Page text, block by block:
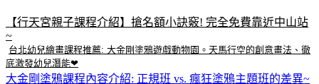
【行天宮親子課程介紹】搶名額小訣竅! 完全免費靠近中山站
~
台北幼兒繪畫課程推薦: 大金剛塗鴉遊戲動物園。天馬行空的創意畫法、徹
底激發幼兒潛能❤
大金剛塗鴉課程內容介紹: 正規班 vs. 瘋狂塗鴉主題班的差異~